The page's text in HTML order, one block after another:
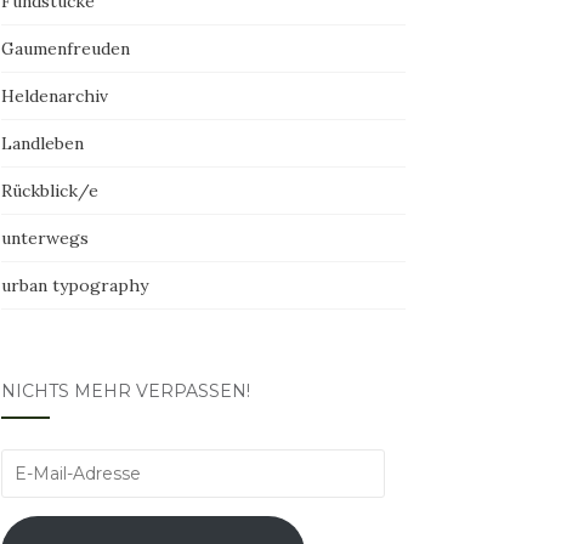
Gaumenfreuden
Heldenarchiv
Landleben
Rückblick/e
unterwegs
urban typography
NICHTS MEHR VERPASSEN!
E-
Adresse